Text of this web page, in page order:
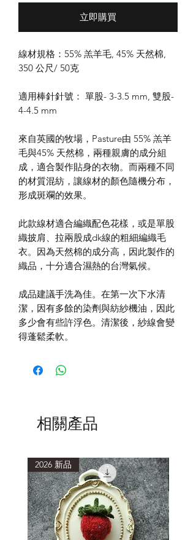
立即購買
線材規格：55% 羔羊毛, 45% 天然棉,
350 公尺/ 50克
適用棒針針號： 單股- 3-3.5 mm, 雙股-
4-4.5 mm
來自英國的牧場，Pasture由 55% 羔羊
毛與45% 天然棉，兩種親膚的成分組
成，適合製作貼身的衣物。而兩種不同
的材質混紡，讓線材的顏色隨機分布，
形成斑斕的效果。
此款線材適合編織配色花樣，或是單股
織披肩、拉兩股成dk線的粗細編織毛
衣。因為天然棉的成分高，因此製作的
織品，十分適合濕熱的台灣氣候。
成品建議手洗為佳。在第一次下水清
潔，因有多餘的染劑與紡紗機油，因此
多少會有些許浮色。清潔後，紗線會變
得蓬鬆柔軟。
相關產品
2026 新品